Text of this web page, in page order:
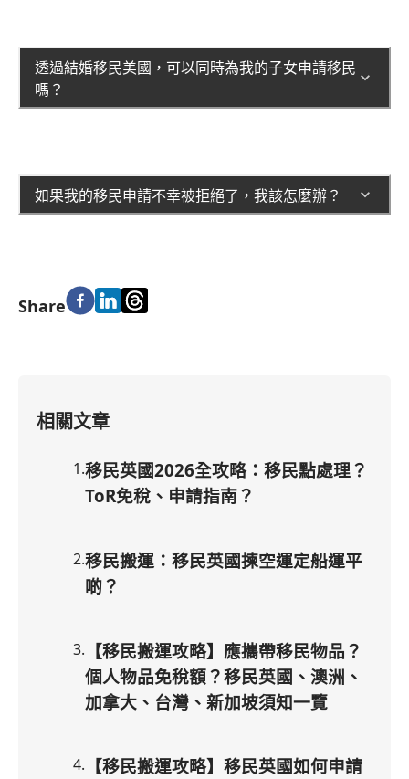
透過結婚移民美國，可以同時為我的子女申請移民
嗎？
如果我的移民申請不幸被拒絕了，我該怎麼辦？
Share
相關文章
1.移民英國2026全攻略：移民點處理？
ToR免稅、申請指南？
2.移民搬運：移民英國揀空運定船運平
啲？
3. 【移民搬運攻略】應攜帶移民物品？
個人物品免稅額？移民英國、澳洲、
加拿大、台灣、新加坡須知一覽
4.
【移民搬運攻略】移民英國如何申請